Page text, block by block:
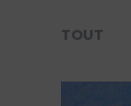
TOUT